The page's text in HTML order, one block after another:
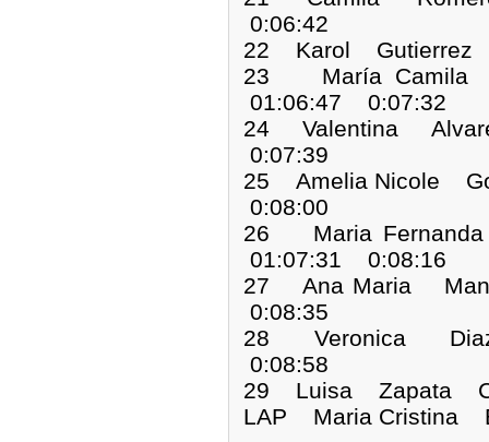
0:06:42
22 Karol Gutierrez
23 María
01:06:47 0:07:32
24 Valentina
0:07:39
25 Amelia Nicole
0:08:00
26 Maria
01:07:31 0:08:16
27 Ana Maria
0:08:35
28 Veronica
0:08:58
29 Luisa Zapata
LAP Maria Cristina